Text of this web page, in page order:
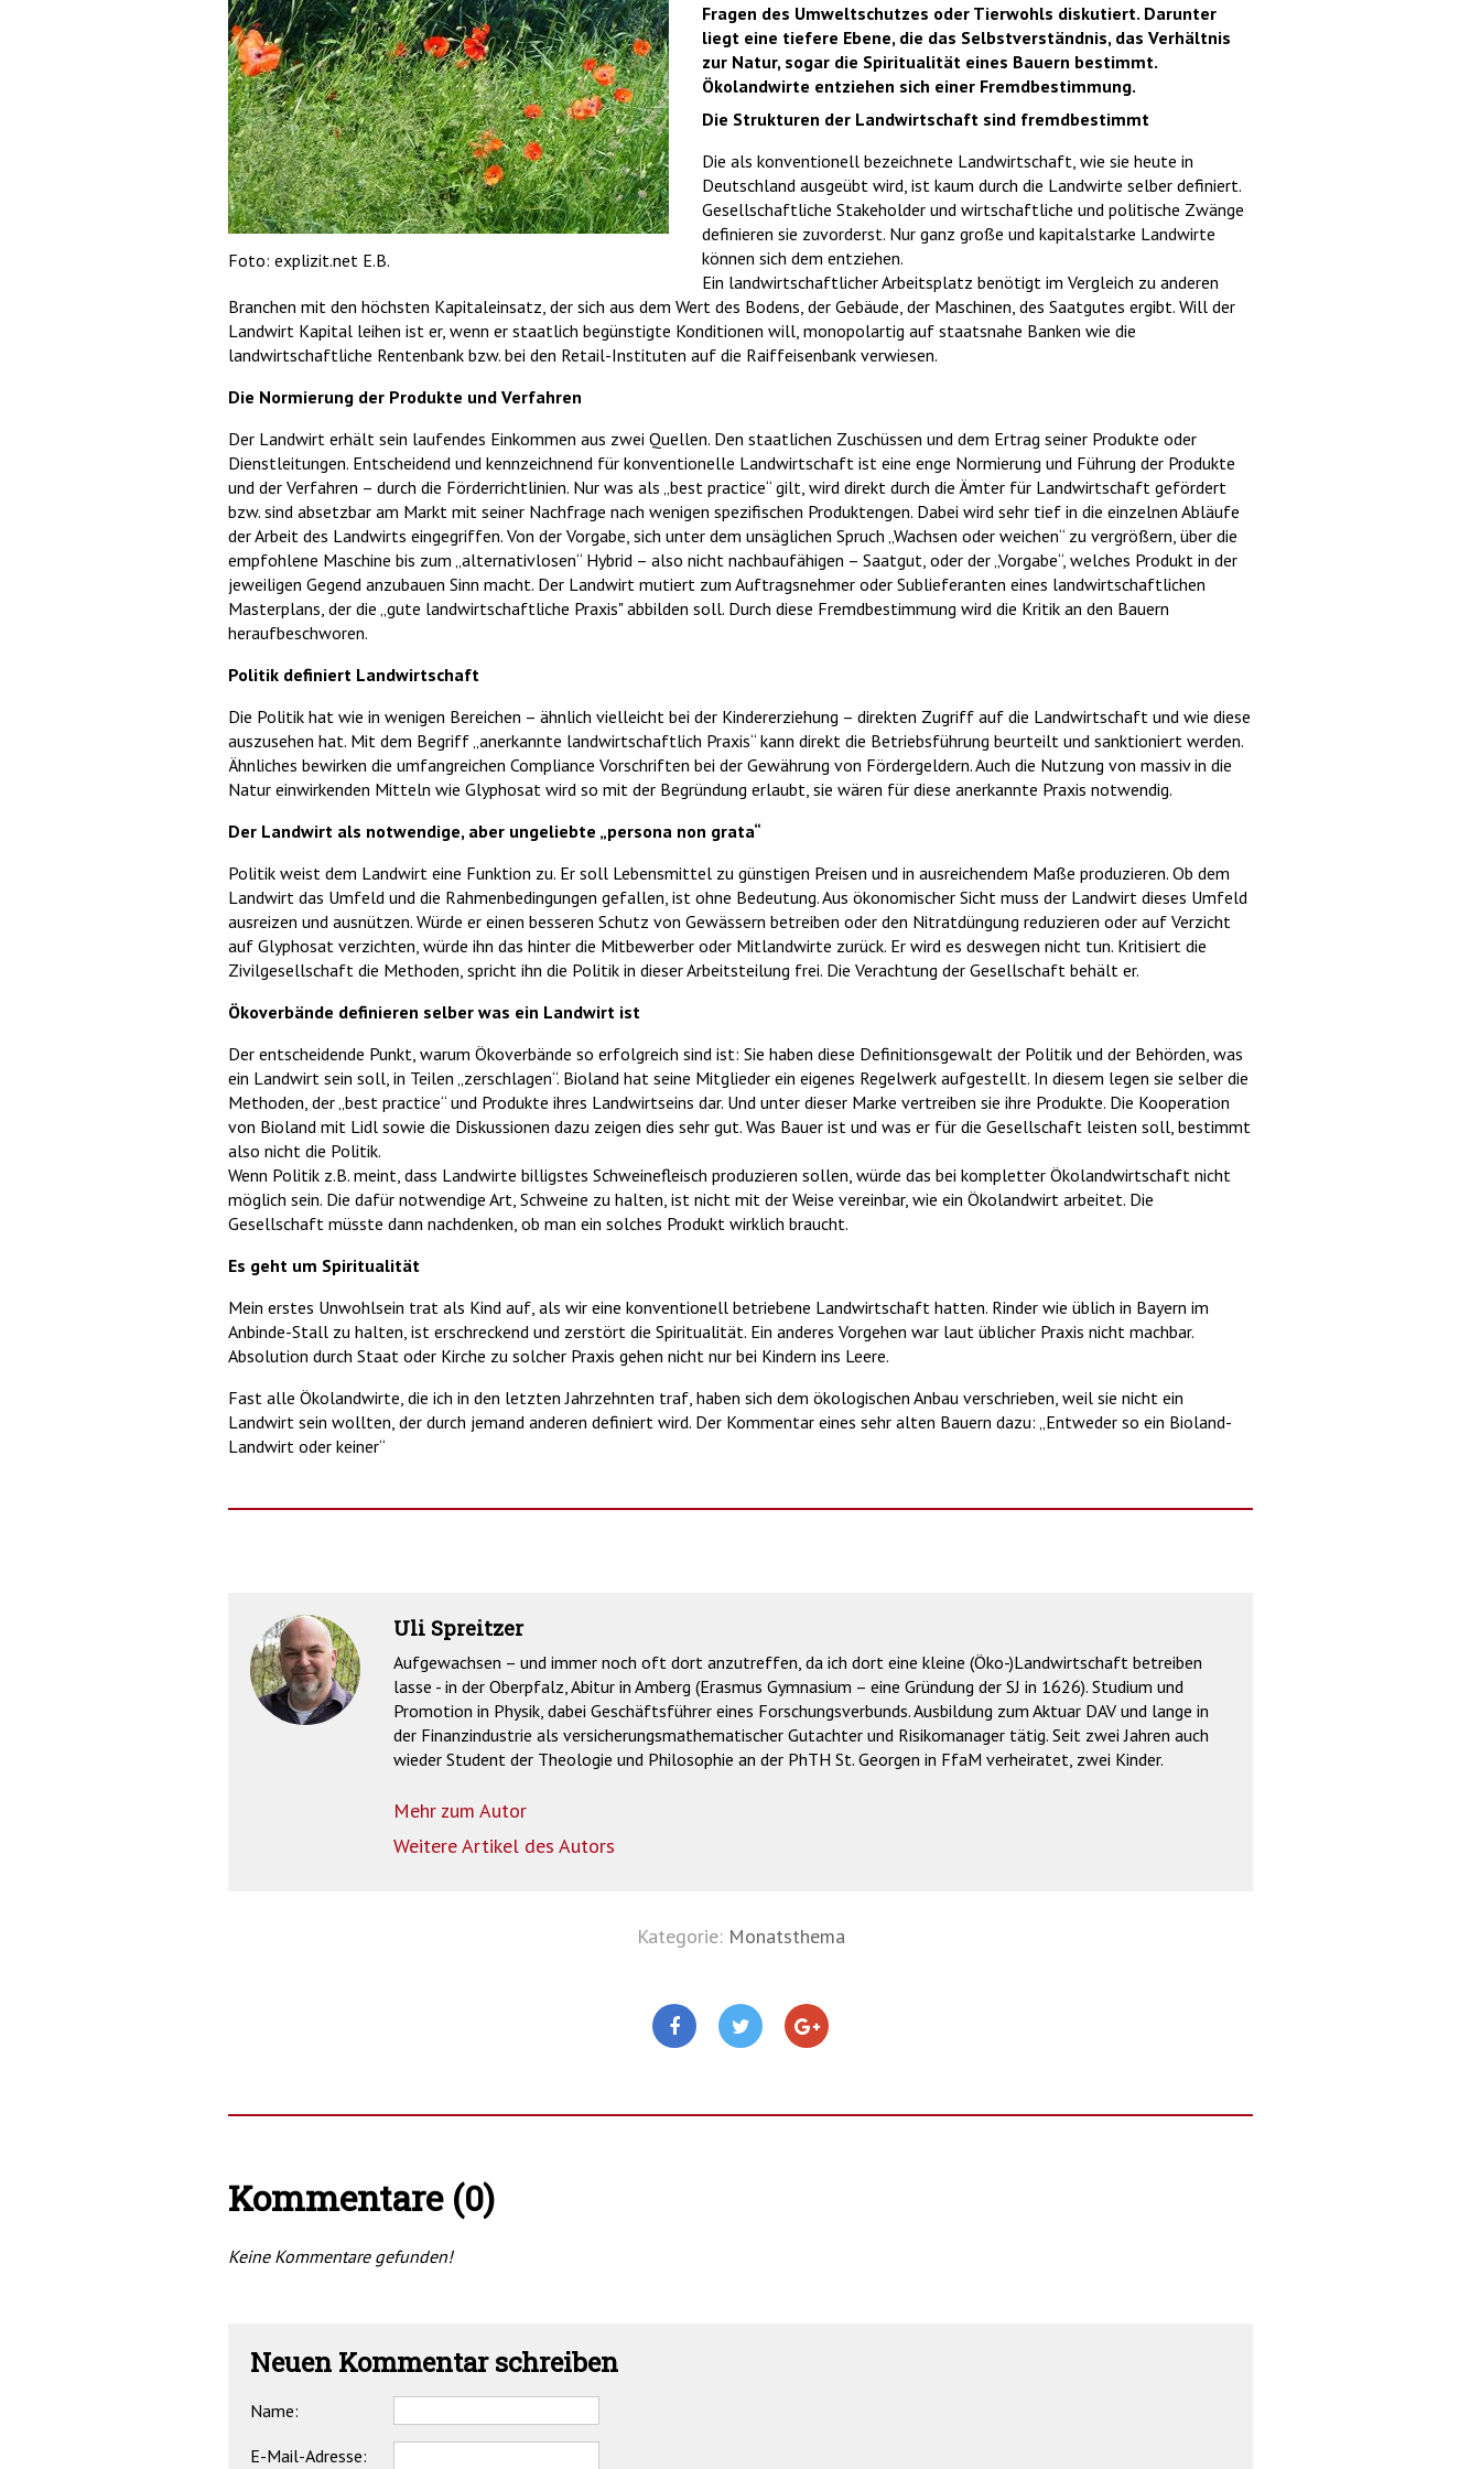
Foto: explizit.net E.B.
Fragen des Umweltschutzes oder Tierwohls diskutiert. Darunter
liegt eine tiefere Ebene, die das Selbstverständnis, das Verhältnis
zur Natur, sogar die Spiritualität eines Bauern bestimmt.
Ökolandwirte entziehen sich einer Fremdbestimmung.
Die Strukturen der Landwirtschaft sind fremdbestimmt
Die als konventionell bezeichnete Landwirtschaft, wie sie heute in
Deutschland ausgeübt wird, ist kaum durch die Landwirte selber definiert.
Gesellschaftliche Stakeholder und wirtschaftliche und politische Zwänge
definieren sie zuvorderst. Nur ganz große und kapitalstarke Landwirte
können sich dem entziehen.
Ein landwirtschaftlicher Arbeitsplatz benötigt im Vergleich zu anderen
Branchen mit den höchsten Kapitaleinsatz, der sich aus dem Wert des Bodens, der Gebäude, der Maschinen, des Saatgutes ergibt. Will der
Landwirt Kapital leihen ist er, wenn er staatlich begünstigte Konditionen will, monopolartig auf staatsnahe Banken wie die
landwirtschaftliche Rentenbank bzw. bei den Retail-Instituten auf die Raiffeisenbank verwiesen.
Die Normierung der Produkte und Verfahren
Der Landwirt erhält sein laufendes Einkommen aus zwei Quellen. Den staatlichen Zuschüssen und dem Ertrag seiner Produkte oder
Dienstleitungen. Entscheidend und kennzeichnend für konventionelle Landwirtschaft ist eine enge Normierung und Führung der Produkte
und der Verfahren – durch die Förderrichtlinien. Nur was als „best practice“ gilt, wird direkt durch die Ämter für Landwirtschaft gefördert
bzw. sind absetzbar am Markt mit seiner Nachfrage nach wenigen spezifischen Produktengen. Dabei wird sehr tief in die einzelnen Abläufe
der Arbeit des Landwirts eingegriffen. Von der Vorgabe, sich unter dem unsäglichen Spruch „Wachsen oder weichen“ zu vergrößern, über die
empfohlene Maschine bis zum „alternativlosen“ Hybrid – also nicht nachbaufähigen – Saatgut, oder der „Vorgabe“, welches Produkt in der
jeweiligen Gegend anzubauen Sinn macht. Der Landwirt mutiert zum Auftragsnehmer oder Sublieferanten eines landwirtschaftlichen
Masterplans, der die „gute landwirtschaftliche Praxis" abbilden soll. Durch diese Fremdbestimmung wird die Kritik an den Bauern
heraufbeschworen.
Politik definiert Landwirtschaft
Die Politik hat wie in wenigen Bereichen – ähnlich vielleicht bei der Kindererziehung – direkten Zugriff auf die Landwirtschaft und wie diese
auszusehen hat. Mit dem Begriff „anerkannte landwirtschaftlich Praxis“ kann direkt die Betriebsführung beurteilt und sanktioniert werden.
Ähnliches bewirken die umfangreichen Compliance Vorschriften bei der Gewährung von Fördergeldern. Auch die Nutzung von massiv in die
Natur einwirkenden Mitteln wie Glyphosat wird so mit der Begründung erlaubt, sie wären für diese anerkannte Praxis notwendig.
Der Landwirt als notwendige, aber ungeliebte „persona non grata“
Politik weist dem Landwirt eine Funktion zu. Er soll Lebensmittel zu günstigen Preisen und in ausreichendem Maße produzieren. Ob dem
Landwirt das Umfeld und die Rahmenbedingungen gefallen, ist ohne Bedeutung. Aus ökonomischer Sicht muss der Landwirt dieses Umfeld
ausreizen und ausnützen. Würde er einen besseren Schutz von Gewässern betreiben oder den Nitratdüngung reduzieren oder auf Verzicht
auf Glyphosat verzichten, würde ihn das hinter die Mitbewerber oder Mitlandwirte zurück. Er wird es deswegen nicht tun. Kritisiert die
Zivilgesellschaft die Methoden, spricht ihn die Politik in dieser Arbeitsteilung frei. Die Verachtung der Gesellschaft behält er.
Ökoverbände definieren selber was ein Landwirt ist
Der entscheidende Punkt, warum Ökoverbände so erfolgreich sind ist: Sie haben diese Definitionsgewalt der Politik und der Behörden, was
ein Landwirt sein soll, in Teilen „zerschlagen“. Bioland hat seine Mitglieder ein eigenes Regelwerk aufgestellt. In diesem legen sie selber die
Methoden, der „best practice“ und Produkte ihres Landwirtseins dar. Und unter dieser Marke vertreiben sie ihre Produkte. Die Kooperation
von Bioland mit Lidl sowie die Diskussionen dazu zeigen dies sehr gut. Was Bauer ist und was er für die Gesellschaft leisten soll, bestimmt
also nicht die Politik.
Wenn Politik z.B. meint, dass Landwirte billigstes Schweinefleisch produzieren sollen, würde das bei kompletter Ökolandwirtschaft nicht
möglich sein. Die dafür notwendige Art, Schweine zu halten, ist nicht mit der Weise vereinbar, wie ein Ökolandwirt arbeitet. Die
Gesellschaft müsste dann nachdenken, ob man ein solches Produkt wirklich braucht.
Es geht um Spiritualität
Mein erstes Unwohlsein trat als Kind auf, als wir eine konventionell betriebene Landwirtschaft hatten. Rinder wie üblich in Bayern im
Anbinde-Stall zu halten, ist erschreckend und zerstört die Spiritualität. Ein anderes Vorgehen war laut üblicher Praxis nicht machbar.
Absolution durch Staat oder Kirche zu solcher Praxis gehen nicht nur bei Kindern ins Leere.
Fast alle Ökolandwirte, die ich in den letzten Jahrzehnten traf, haben sich dem ökologischen Anbau verschrieben, weil sie nicht ein
Landwirt sein wollten, der durch jemand anderen definiert wird. Der Kommentar eines sehr alten Bauern dazu: „Entweder so ein Bioland-
Landwirt oder keiner“
Uli Spreitzer
Aufgewachsen – und immer noch oft dort anzutreffen, da ich dort eine kleine (Öko-)Landwirtschaft betreiben
lasse - in der Oberpfalz, Abitur in Amberg (Erasmus Gymnasium – eine Gründung der SJ in 1626). Studium und
Promotion in Physik, dabei Geschäftsführer eines Forschungsverbunds. Ausbildung zum Aktuar DAV und lange in
der Finanzindustrie als versicherungsmathematischer Gutachter und Risikomanager tätig. Seit zwei Jahren auch
wieder Student der Theologie und Philosophie an der PhTH St. Georgen in FfaM verheiratet, zwei Kinder.
Mehr zum Autor
Weitere Artikel des Autors
Kategorie: Monatsthema
Kommentare (0)
Keine Kommentare gefunden!
Neuen Kommentar schreiben
Name:
E-Mail-Adresse: